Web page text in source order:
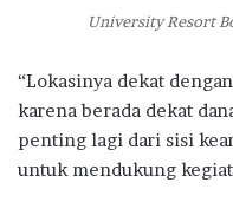
University Resort
“Lokasinya dekat
karena berada dekat
penting lagi dari sisi
untuk mendukung